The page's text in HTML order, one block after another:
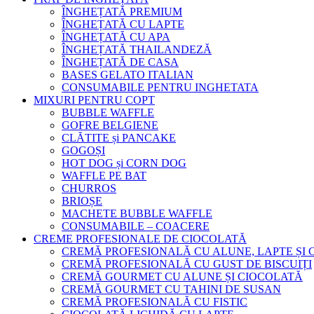
ÎNGHEȚATĂ PREMIUM
ÎNGHEȚATĂ CU LAPTE
ÎNGHEȚATĂ CU APA
ÎNGHEȚATĂ THAILANDEZĂ
ÎNGHEȚATĂ DE CASA
BASES GELATO ITALIAN
CONSUMABILE PENTRU INGHETATA
MIXURI PENTRU COPT
BUBBLE WAFFLE
GOFRE BELGIENE
CLĂTITE și PANCAKE
GOGOȘI
HOT DOG și CORN DOG
WAFFLE PE BAT
CHURROS
BRIOȘE
MACHETE BUBBLE WAFFLE
CONSUMABILE – COACERE
CREME PROFESIONALE DE CIOCOLATĂ
CREMĂ PROFESIONALĂ CU ALUNE, LAPTE ȘI
CREMĂ PROFESIONALĂ CU GUST DE BISCUIȚI
CREMĂ GOURMET CU ALUNE ȘI CIOCOLATĂ
CREMĂ GOURMET CU TAHINI DE SUSAN
CREMĂ PROFESIONALĂ CU FISTIC